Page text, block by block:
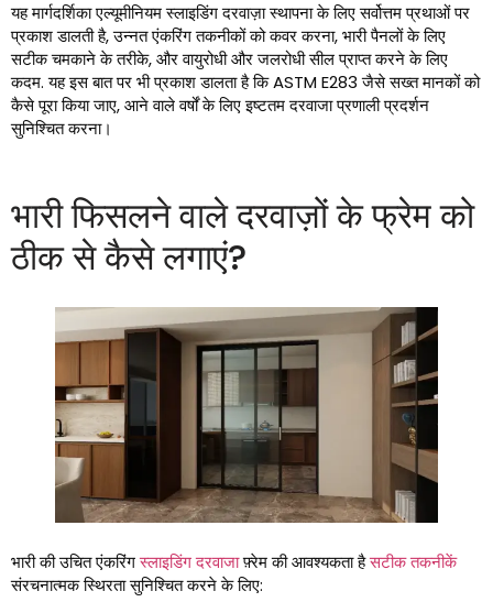
यह मार्गदर्शिका एल्यूमीनियम स्लाइडिंग दरवाज़ा स्थापना के लिए सर्वोत्तम प्रथाओं पर
प्रकाश डालती है, उन्नत एंकरिंग तकनीकों को कवर करना, भारी पैनलों के लिए
सटीक चमकाने के तरीके, और वायुरोधी और जलरोधी सील प्राप्त करने के लिए
कदम. यह इस बात पर भी प्रकाश डालता है कि ASTM E283 जैसे सख्त मानकों को
कैसे पूरा किया जाए, आने वाले वर्षों के लिए इष्टतम दरवाजा प्रणाली प्रदर्शन
सुनिश्चित करना।
भारी फिसलने वाले दरवाज़ों के फ्रेम को
ठीक से कैसे लगाएं?
भारी की उचित एंकरिंगस्लाइडिंग दरवाजाफ़्रेम की आवश्यकता हैसटीक तकनीकें
संरचनात्मक स्थिरता सुनिश्चित करने के लिए: